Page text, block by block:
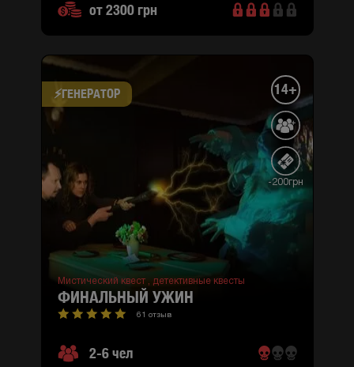
от 2300 грн
⚡​ГЕНЕРАТОР 14+
-200грн
Мистический квест , детективные квесты
ФИНАЛЬНЫЙ УЖИН
61 отзыв
2-6 чел